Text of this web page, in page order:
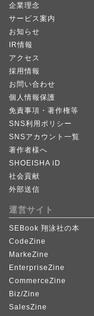
企業理念
サービス案内
お知らせ
IR情報
アクセス
採用情報
お問い合わせ
個人情報保護
免責事項・著作権等
SNS利用ポリシー
SNSアカウント一覧
著作者様へ
SHOEISHA iD
社会貢献
外部送信
運営サイト
SEBook 翔泳社の本
CodeZine
MarkeZine
EnterpriseZine
CommerceZine
Biz/Zine
SalesZine